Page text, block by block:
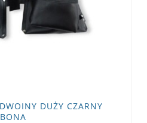
DUŻY CZARNY
BONA